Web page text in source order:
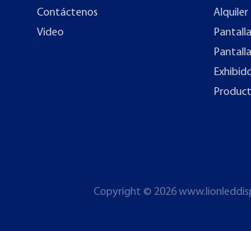
Contáctenos
Video
Alquiler
Copyright © 2026